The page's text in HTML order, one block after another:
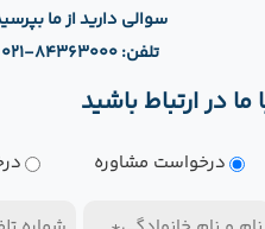
سوالی دارید از ما
تلفن: ۸۴۳۶۳۰۰۰-۰۲۱
ما در ارتباط باشید
نوع
درخواست مشاوره
نام
تلفن